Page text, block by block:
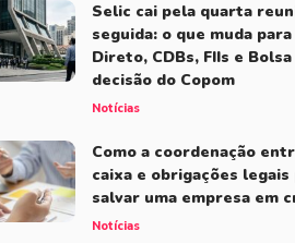
Selic cai pela quarta
seguida: o que muda
Direto, CDBs, FIIs e Bolsa
decisão do Copom
Notícias
Como a coordenação
caixa e obrigações legais
salvar uma empresa em
Notícias